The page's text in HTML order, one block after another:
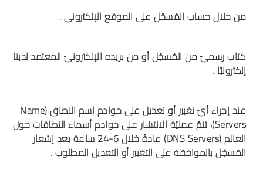
من خلال حساب المُسجّل على الموقع الإلكتروني .
كتاب رسميّ من المُسجّل أو من بريده الإلكترونيّ المعتمد لدينا
إلكترونيّا .
عند إجراء أيّ تغيير أو تعديل على خوادم اسم النطاق (Name
Servers)، تتمّ عمليّة الانتشار على خوادم أسماء النطاقات حول
العالم (DNS Servers) عادةً خلال 6-24 ساعة بعد إشعار
المُسجّل بالموافقة على التغيير أو التعديل المطلوب .